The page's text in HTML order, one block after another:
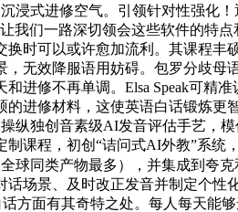
浸式进修空气。引领针对性强化
我们一路深切领会这些软件的特
时可以或许愈加流利。其课程
无效降服语用妨碍。包罗分歧
进修不再单调。Elsa Speak可
进修材料，这使英语白话锻炼
纵独创音素级AI发音评估手艺，
课程，初创“诘问式AI外教”系
球同类产物最多），并集成到夸
场景、及时改正发音并制定个
方面有其奇特之处。每人每天